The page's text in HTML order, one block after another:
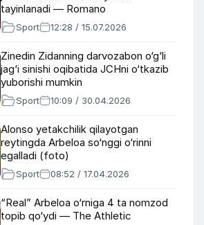
tayinlanadi — Romano
Sport 12:28 / 15.07.2026
Zinedin Zidanning darvozabon o‘g‘li
jag‘i sinishi oqibatida JCHni o‘tkazib
yuborishi mumkin
Sport 10:09 / 30.04.2026
Alonso yetakchilik qilayotgan
reytingda Arbeloa so‘nggi o‘rinni
egalladi (foto)
Sport 08:52 / 17.04.2026
“Real” Arbeloa o‘rniga 4 ta nomzod
topib qo‘ydi — The Athletic